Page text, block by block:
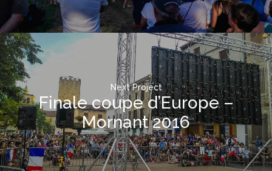
Next Project
Finale coupe d’Europe –
Mornant 2016